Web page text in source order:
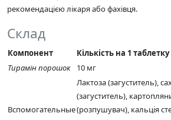
рекомендацією лікаря або фахівця.
Склад
Компонент
Кількість на 1 таблетку
Тирамін порошок
10 мг
Вспомогательные
Лактоза (загуститель),
(загуститель),
(розпушувач), кальція